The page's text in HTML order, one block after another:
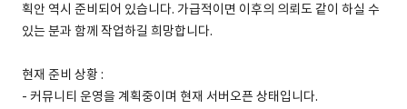
획안 역시 준비되어 있습니다. 가급적이면 이후의 의뢰도 같이 하실 수
있는 분과 함께 작업하길 희망합니다.
현재 준비 상황 :
- 커뮤니티 운영을 계획중이며 현재 서버오픈 상태입니다.